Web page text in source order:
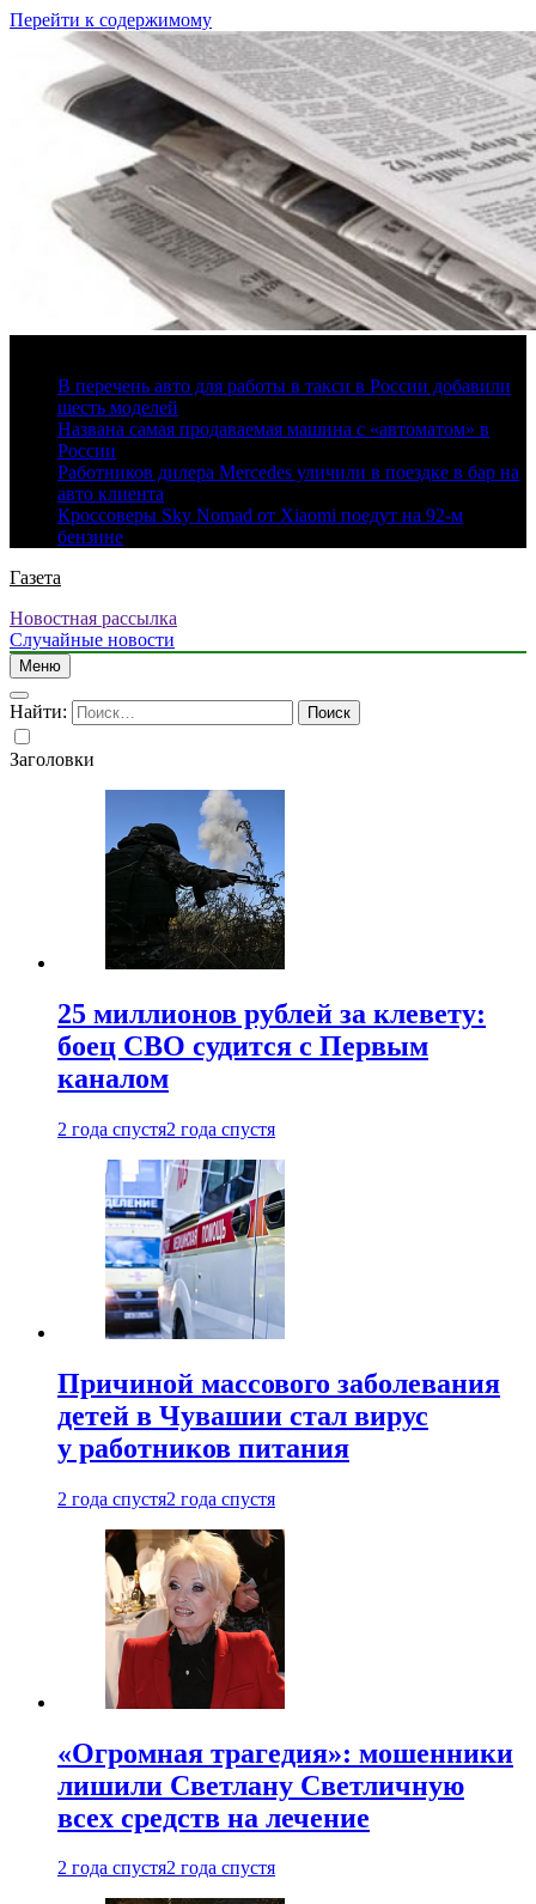
Перейти к содержимому
В перечень авто для работы в такси в России добавили
шесть моделей
Названа самая продаваемая машина с «автоматом» в
России
Работников дилера Mercedes уличили в поездке в бар на
авто клиента
Кроссоверы Sky Nomad от Xiaomi поедут на 92-м
бензине
Газета
Новостная рассылка
Случайные новости
Меню
Найти:
Заголовки
25 миллионов рублей за клевету:
боец СВО судится с Первым
каналом
2 года спустя2 года спустя
Причиной массового заболевания
детей в Чувашии стал вирус
у работников питания
2 года спустя2 года спустя
«Огромная трагедия»: мошенники
лишили Светлану Светличную
всех средств на лечение
2 года спустя2 года спустя